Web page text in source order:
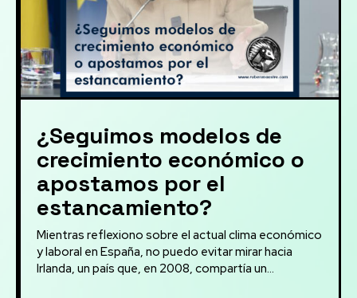
¿Seguimos modelos de
crecimiento económico o
apostamos por el
estancamiento?
Mientras reflexiono sobre el actual clima económico
y laboral en España, no puedo evitar mirar hacia
Irlanda, un país que, en 2008, compartía un...